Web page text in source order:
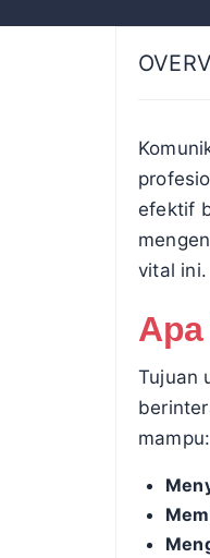
efektif
vital ini.
Tujuan
mampu: